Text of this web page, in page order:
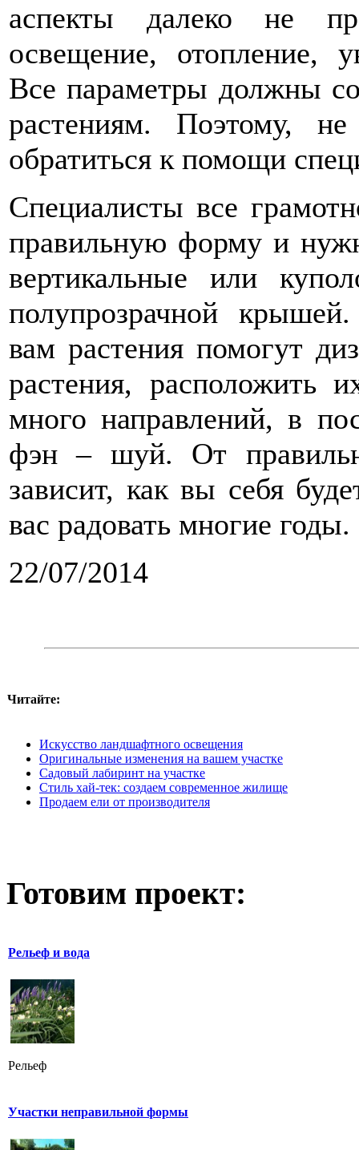
аспекты далеко не
освещение, отопление,
Все параметры должны
растениям. Поэтому,
обратиться к помощи
Специалисты все
правильную форму и
вертикальные или
полупрозрачной
вам растения помогут
растения, расположить
много направлений, в
фэн – шуй. От
зависит, как вы себя
вас радовать многие годы.
22/07/2014
Читайте:
Искусство ландшафтного освещения
Оригинальные изменения на вашем участке
Садовый лабиринт на участке
Стиль хай-тек: создаем современное жилище
Продаем ели от производителя
Готовим проект:
Рельеф и вода
Рельеф
Участки неправильной формы